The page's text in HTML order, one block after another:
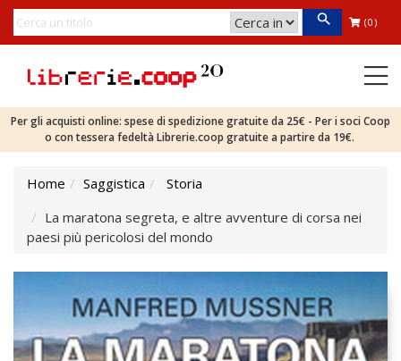
(0)
Per gli acquisti online: spese di spedizione gratuite da 25€ - Per i soci Coop
o con tessera fedeltà Librerie.coop gratuite a partire da 19€.
Home Saggistica
Storia
La maratona segreta, e altre avventure di corsa nei
paesi più pericolosi del mondo